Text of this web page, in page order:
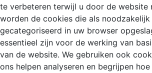
te verbeteren terwijl u door de website
worden de cookies die als noodzakelijk
gecategoriseerd in uw browser
essentieel zijn voor de werking van
van de website. We gebruiken ook
ons helpen analyseren en begrijpen